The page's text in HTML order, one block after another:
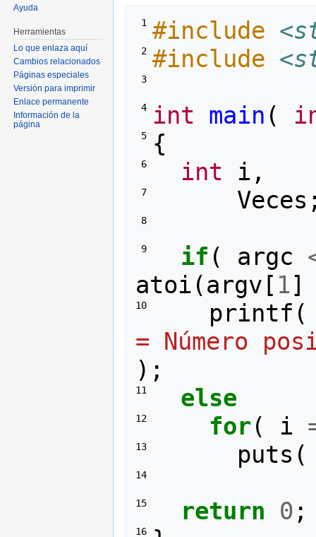
1 #include
2 #include
3
4 int main (
5 {
6 int i ,
7 Veces
8
9 if ( argc
atoi (argv [ 1]
10 printf (
= Número
);
11 else
12 for( i
13 puts (
14
15 return 0 ;
16
Ayuda
Herramientas
Lo que enlaza aquí
Cambios relacionados
Páginas especiales
Versión para imprimir
Enlace permanente
Información de la
página